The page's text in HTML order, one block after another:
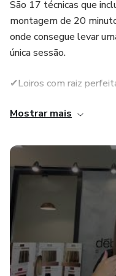
São 17 técnicas que
montagem de 20
onde consegue levar
única sessão.
✔Loiros com raiz
✔Mechas com coloração
✔Assumir os brancos
✔Correções de cor
Dentro dos módulos do
irá encontrar:
Mostrar mais